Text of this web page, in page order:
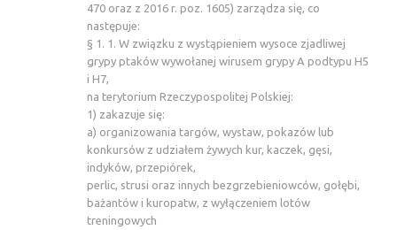
470 oraz z 2016 r. poz. 1605) zarządza się, co
następuje:
§ 1. 1. W związku z wystąpieniem wysoce zjadliwej
grypy ptaków wywołanej wirusem grypy A podtypu H5
i H7,
na terytorium Rzeczypospolitej Polskiej:
1) zakazuje się:
a) organizowania targów, wystaw, pokazów lub
konkursów z udziałem żywych kur, kaczek, gęsi,
indyków, przepiórek,
perlic, strusi oraz innych bezgrzebieniowców, gołębi,
bażantów i kuropatw, z wyłączeniem lotów
treningowych